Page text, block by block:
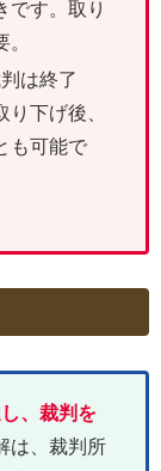
です。取り
は終了
り下げ後、
も可能で
、裁判を
は、裁判所